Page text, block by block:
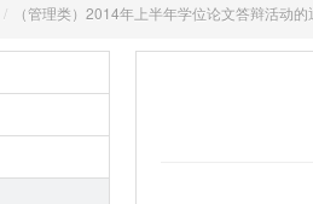
/ （管理类）2014年上半年学位论文答辩活动的